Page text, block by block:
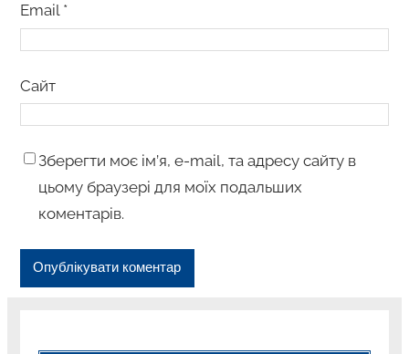
Email *
Сайт
Зберегти моє ім’я, e-mail, та адресу сайту в
цьому браузері для моїх подальших
коментарів.